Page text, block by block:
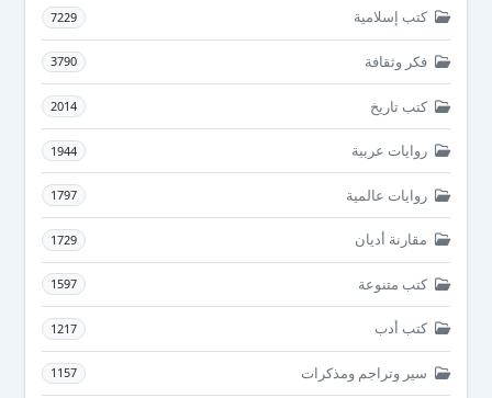
كتب إسلامية 7229
فكر وثقافة 3790
كتب تاريخ 2014
روايات عربية 1944
روايات عالمية 1797
مقارنة أديان 1729
كتب متنوعة 1597
كتب أدب 1217
سير وتراجم ومذكرات 1157